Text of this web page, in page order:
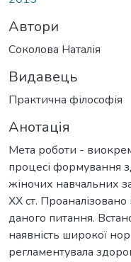
Автори
Соколова Наталія
Видавець
Практична філософія
Анотація
Мета роботи -
процесі формування
жіночих навчальних
XX ст.
даного питання.
наявність широкої
регламентувала